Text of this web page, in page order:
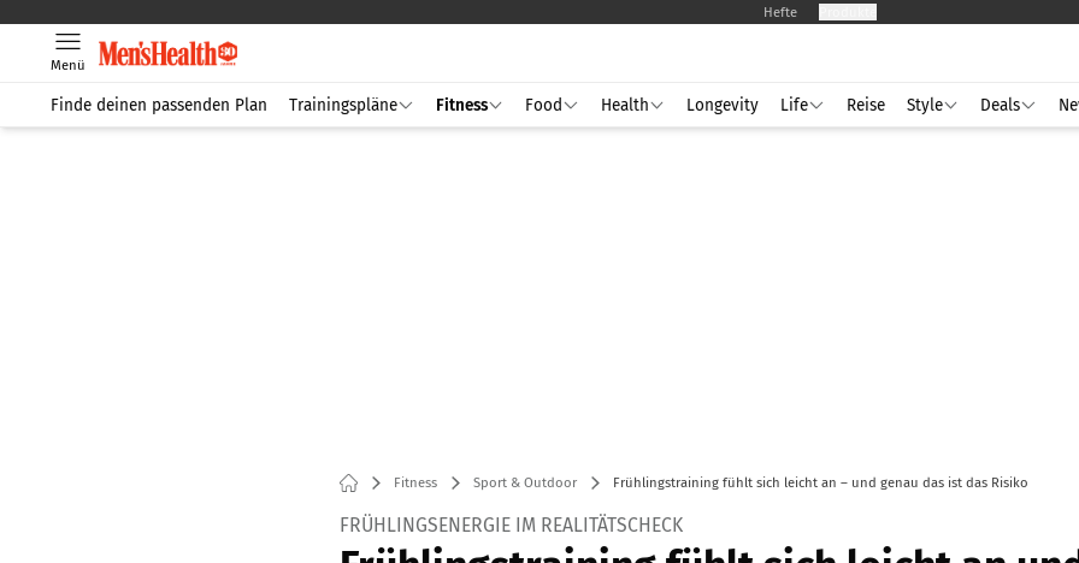
Hefte
Menü
Finde deinen passenden Plan Trainingspläne Fitness Food Health Longevity Life Reise Style Deals
Fitness Sport & Outdoor Frühlingstraining fühlt sich leicht an – und genau das ist das Risiko
FRÜHLINGSENERGIE IM REALITÄTSCHECK